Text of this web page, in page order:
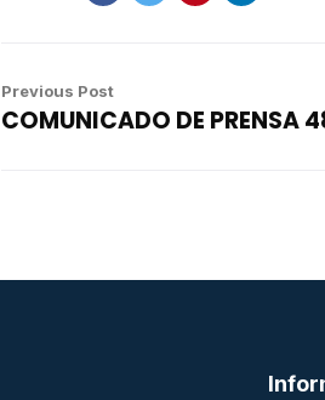
Previous Post
COMUNICADO DE PRENSA